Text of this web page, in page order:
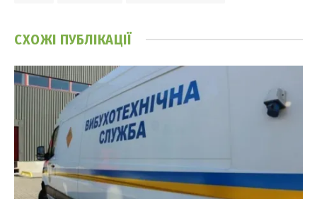
СХОЖІ ПУБЛІКАЦІЇ